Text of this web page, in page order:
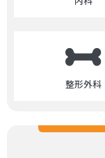
整形外科